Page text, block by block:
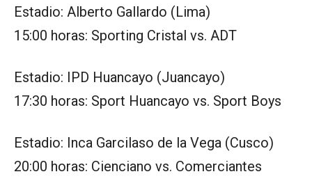
Estadio: Alberto Gallardo (Lima)
15:00 horas: Sporting Cristal vs. ADT
Estadio: IPD Huancayo (Juancayo)
17:30 horas: Sport Huancayo vs. Sport Boys
Estadio: Inca Garcilaso de la Vega (Cusco)
20:00 horas: Cienciano vs. Comerciantes